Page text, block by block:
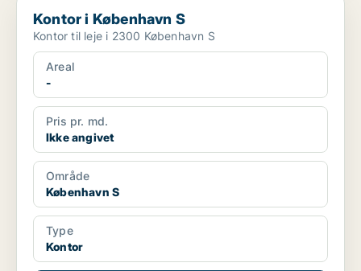
Kontor i København S
Kontor til leje i 2300 København S
Areal
-
Pris pr. md.
Ikke angivet
Område
København S
Type
Kontor